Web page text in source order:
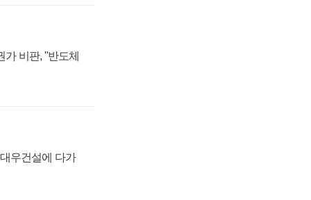
비판, "반도체
우건설에 다가